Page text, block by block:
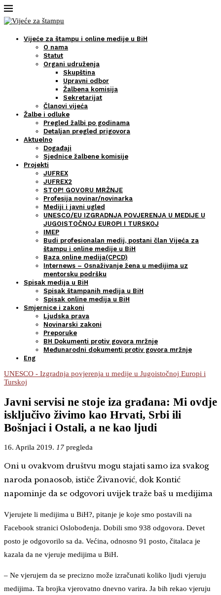
Vijeće za štampu i online medije u BiH
O nama
Statut
Organi udruženja
Skupština
Upravni odbor
Žalbena komisija
Sekretarijat
Članovi vijeća
Žalbe i odluke
Pregled žalbi po godinama
Detaljan pregled prigovora
Aktuelno
Događaji
Sjednice žalbene komisije
Projekti
JUFREX
JUFREX2
STOP! GOVORU MRŽNJE
Profesija novinar/novinarka
Mediji i javni ugled
UNESCO/EU IZGRADNJA POVJERENJA U MEDIJE U
JUGOISTOČNOJ EUROPI I TURSKOJ
IMEP
Budi profesionalan medij, postani član Vijeća za
štampu i online medije u BiH
Baza online medija(CPCD)
Internews – Osnaživanje žena u medijima uz
mentorsku podršku
Spisak medija u BiH
Spisak štampanih medija u BiH
Spisak online medija u BiH
Smjernice i zakoni
Ljudska prava
Novinarski zakoni
Preporuke
BH Dokumenti protiv govora mržnje
Međunarodni dokumenti protiv govora mržnje
Eng
UNESCO - Izgradnja povjerenja u medije u Jugoistočnoj Europi i
Turskoj
Javni servisi ne stoje iza građana: Mi ovdje
isključivo živimo kao Hrvati, Srbi ili
Bošnjaci i Ostali, a ne kao ljudi
16. Aprila 2019. 17 pregleda
Oni u ovakvom društvu mogu stajati samo iza svakog
naroda ponaosob, ističe Živanović, dok Kontić
napominje da se odgovori uvijek traže baš u medijima
Vjerujete li medijima u BiH?, pitanje je koje smo postavili na
Facebook stranici Oslobođenja. Dobili smo 938 odgovora. Devet
posto je odgovorilo sa da. Većina, odnosno 91 posto, čitalaca je
kazala da ne vjeruje medijima u BiH.
– Ne vjerujem da se precizno može izračunati koliko ljudi vjeruju
medijima. Ta brojka vjerovatno dnevno varira. Ja bih rekao vjeruju